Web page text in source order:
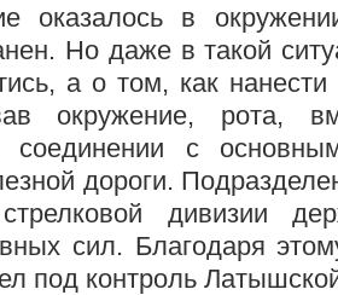
оказалось в
Но даже в такой
а о том, как
окружение, рота,
соединении с
дороги.
стрелковой дивизии
сил. Благодаря
под контроль